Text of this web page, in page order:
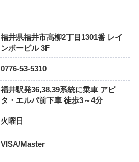
福井県福井市高柳2丁目1301番 レイ
ンボービル 3F
0776-53-5310
福井駅発36,38,39系統に乗車 アピ
タ・エルパ前下車 徒歩3～4分
火曜日
VISA/Master